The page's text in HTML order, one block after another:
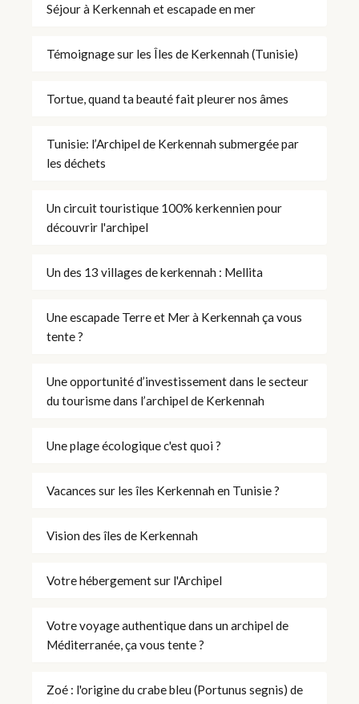
Séjour à Kerkennah et escapade en mer
Témoignage sur les Îles de Kerkennah (Tunisie)
Tortue, quand ta beauté fait pleurer nos âmes
Tunisie: l’Archipel de Kerkennah submergée par
les déchets
Un circuit touristique 100% kerkennien pour
découvrir l'archipel
Un des 13 villages de kerkennah : Mellita
Une escapade Terre et Mer à Kerkennah ça vous
tente ?
Une opportunité d’investissement dans le secteur
du tourisme dans l’archipel de Kerkennah
Une plage écologique c'est quoi ?
Vacances sur les îles Kerkennah en Tunisie ?
Vision des îles de Kerkennah
Votre hébergement sur l'Archipel
Votre voyage authentique dans un archipel de
Méditerranée, ça vous tente ?
Zoé : l'origine du crabe bleu (Portunus segnis) de